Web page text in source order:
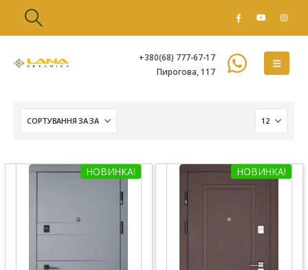
+380(68) 777-67-17
Пирогова, 117
НОВИНКА! НОВИНКА!